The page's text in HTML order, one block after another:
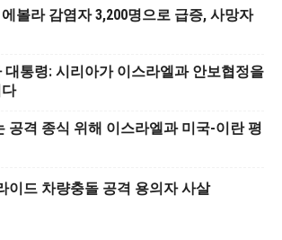
볼라 감염자 3,200명으로 급증, 사망자
대통령: 시리아가 이스라엘과 안보협정을
공격 종식 위해 이스라엘과 미국-이란 평
이드 차량충돌 공격 용의자 사살